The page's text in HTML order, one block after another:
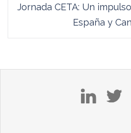
Jornada CETA: Un
España y